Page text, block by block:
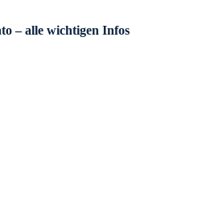
– alle wichtigen Infos